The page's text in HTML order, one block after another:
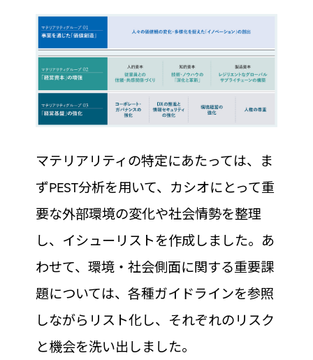
マテリアリティの特定にあたっては、ま
ずPEST分析を用いて、カシオにとって重
要な外部環境の変化や社会情勢を整理
し、イシューリストを作成しました。あ
わせて、環境・社会側面に関する重要課
題については、各種ガイドラインを参照
しながらリスト化し、それぞれのリスク
と機会を洗い出しました。